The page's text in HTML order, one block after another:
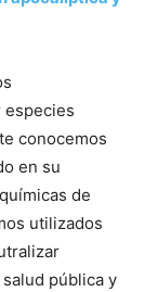
especies
conocemos
en su
de
utilizados
pública y